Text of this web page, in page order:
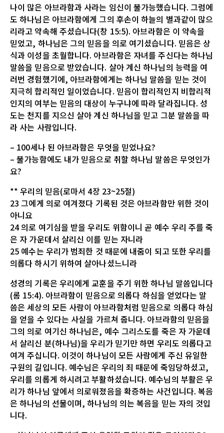
나이 많은 아브라함과 사라는 임신이 불가능했습니다. 그럼에
도 하나님은 아브라함에게 그의 후손이 하늘의 별과같이 많으
리라고 약속해 주셨습니다(창 15:5). 아브라함은 이 약속을
믿었고, 하나님은 그의 믿음을 의로 여기셨습니다. 믿음은 상
식과 이성을 초월합니다. 아브라함은 자녀를 주신다는 하나님
말씀을 믿음으로 받았습니다. 살아 계신 하나님의 능력을 여
러번 경험했기에, 아브라함에게는 하나님 말씀을 믿는 것이
지극히 합리적인 일이었습니다. 믿음이 합리적인지 비합리적
인지의 여부는 믿음의 대상이 누구냐에 따라 달라집니다. 성
도는 천지를 지으신 살아 계신 하나님을 믿고 그분 말씀을 따
라 사는 사람입니다.
– 100세나 된 아브라함은 무엇을 믿었나요?
– 불가능함에도 내가 믿음으로 취할 하나님 말씀은 무엇인가
요?
** 우리의 믿음(로마서 4장 23~25절)
23 그에게 의로 여겨졌다 기록된 것은 아브라함만 위한 것이
아니요
24 의로 여기심을 받을 우리도 위함이니 곧 예수 우리 주를 죽
은 자 가운데서 살리신 이를 믿는 자니라
25 예수는 우리가 범죄한 것 때문에 내줌이 되고 또한 우리를
의롭다 하시기 위하여 살아나셨느니라
성경의 기록은 우리에게 교훈을 주기 위한 하나님 말씀입니다
(롬 15:4). 아브라함이 믿음으로 의롭다 하심을 얻었다는 말
씀은 세상의 모든 사람이 아브라함처럼 믿음으로 의롭다 하심
을 얻을 수 있다는 사실을 가르쳐 줍니다. 아브라함의 믿음을
그의 의로 여기신 하나님은, 예수 그리스도를 죽은 자 가운데
서 살리신 분(하나님)을 우리가 믿기만 하면 우리도 의롭다고
여겨 주십니다. 이것이 하나님이 모든 사람에게 주신 유일한
구원의 길입니다. 예수님은 우리의 죄 때문에 죽임당하셨고,
우리를 의롭게 하시려고 부활하셨습니다. 예수님의 부활은 우
리가 하나님 앞에서 의로워졌음을 확증하는 사건입니다. 복음
은 하나님의 선물이며, 하나님의 의는 복음을 믿는 자의 것입
니다.